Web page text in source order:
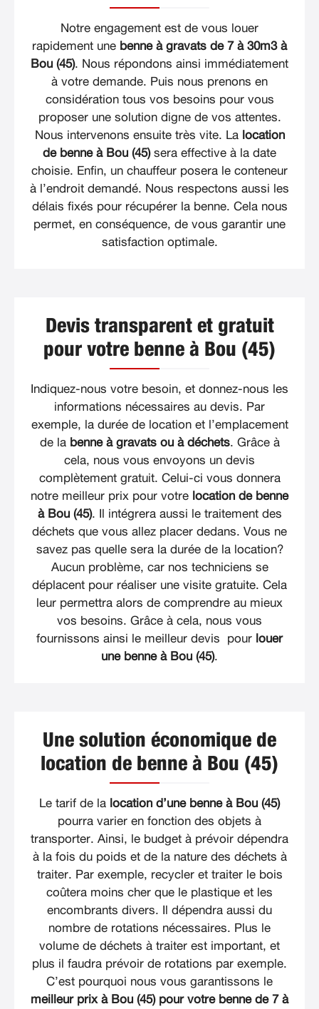
Notre engagement est de vous louer
rapidement une benne à gravats de 7 à 30m3 à
Bou (45). Nous répondons ainsi immédiatement
à votre demande. Puis nous prenons en
considération tous vos besoins pour vous
proposer une solution digne de vos attentes.
Nous intervenons ensuite très vite. La location
de benne à Bou (45)sera effective à la date
choisie. Enfin, un chauffeur posera le conteneur
à l’endroit demandé. Nous respectons aussi les
délais fixés pour récupérer la benne. Cela nous
permet, en conséquence, de vous garantir une
satisfaction optimale.
Devis transparent et gratuit
pour votre benne à Bou (45)
Indiquez-nous votre besoin, et donnez-nous les
informations nécessaires au devis. Par
exemple, la durée de location et l’emplacement
de la benne à gravats ou à déchets. Grâce à
cela, nous vous envoyons un devis
complètement gratuit. Celui-ci vous donnera
notre meilleur prix pour votre location de benne
à Bou (45). Il intégrera aussi le traitement des
déchets que vous allez placer dedans. Vous ne
savez pas quelle sera la durée de la location?
Aucun problème, car nos techniciens se
déplacent pour réaliser une visite gratuite. Cela
leur permettra alors de comprendre au mieux
vos besoins. Grâce à cela, nous vous
fournissons ainsi le meilleur devis pour louer
une benne à Bou (45).
Une solution économique de
location de benne à Bou (45)
Le tarif de la location d’une benne à Bou (45)
pourra varier en fonction des objets à
transporter. Ainsi, le budget à prévoir dépendra
à la fois du poids et de la nature des déchets à
traiter. Par exemple, recycler et traiter le bois
coûtera moins cher que le plastique et les
encombrants divers. Il dépendra aussi du
nombre de rotations nécessaires. Plus le
volume de déchets à traiter est important, et
plus il faudra prévoir de rotations par exemple.
C’est pourquoi nous vous garantissons le
meilleur prix à Bou (45) pour votre benne de 7 à